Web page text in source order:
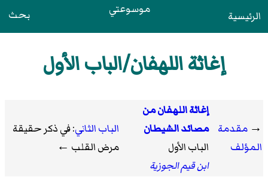
الرئيسية موسوعتي بحث
إغاثة اللهفان/الباب الأول
→ مقدمة
المؤلف
إغاثة اللهفان من
مصائد الشيطان
الباب الأول
ابن قيم الجوزية
الباب الثاني: في ذكر حقيقة
مرض القلب ←